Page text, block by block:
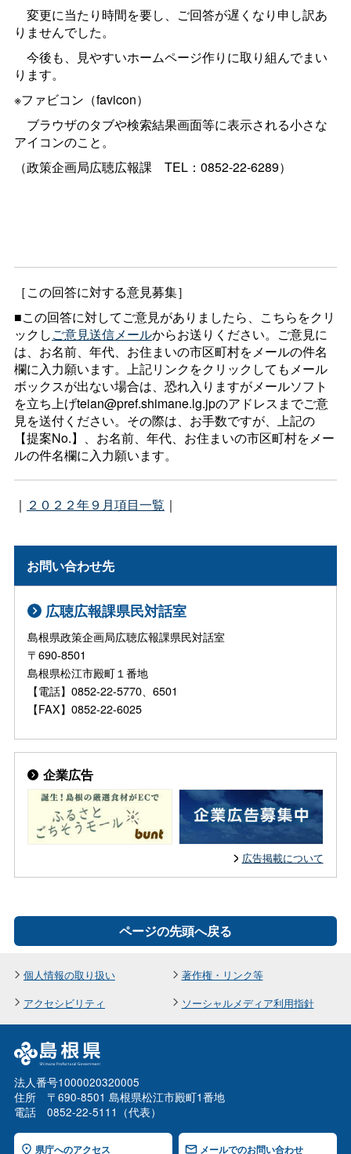
変更に当たり時間を要し、ご回答が遅くなり申し訳あ
りませんでした。
今後も、見やすいホームページ作りに取り組んでまい
ります。
※ファビコン（favicon）
ブラウザのタブや検索結果画面等に表示される小さな
アイコンのこと。
（政策企画局広聴広報課 TEL：0852-22-6289）
［この回答に対する意見募集］
■この回答に対してご意見がありましたら、こちらをクリ
ックしご意見送信メールからお送りください。ご意見に
は、お名前、年代、お住まいの市区町村をメールの件名
欄に入力願います。上記リンクをクリックしてもメール
ボックスが出ない場合は、恐れ入りますがメールソフト
を立ち上げteian@pref.shimane.lg.jpのアドレスまでご意
見を送付ください。その際は、お手数ですが、上記の
【提案No.】、お名前、年代、お住まいの市区町村をメー
ルの件名欄に入力願います。
｜ ２０２２年９月項目一覧 ｜
お問い合わせ先
広聴広報課県民対話室
島根県政策企画局広聴広報課県民対話室
〒690-8501
島根県松江市殿町１番地
【電話】0852-22-5770、6501
【FAX】0852-22-6025
企業広告
広告掲載について
ページの先頭へ戻る
個人情報の取り扱い
著作権・リンク等
アクセシビリティ
ソーシャルメディア利用指針
法人番号1000020320005
住所 〒690-8501 島根県松江市殿町1番地
電話 0852-22-5111（代表）
県庁へのアクセス メールでのお問い合わせ